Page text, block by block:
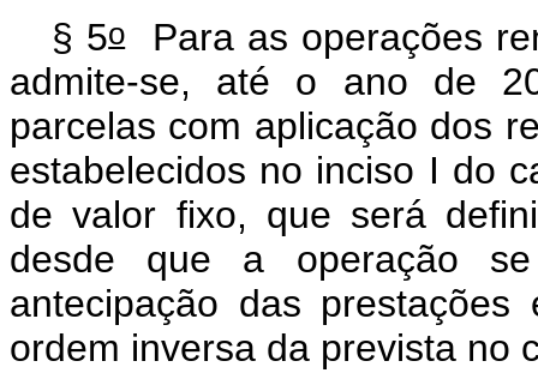
§ 5oPara as operações
admite-se, até o ano de
parcelas com aplicação dos
estabelecidos no inciso I do
de valor fixo, que será
desde que a operação
antecipação das
ordem inversa da prevista no